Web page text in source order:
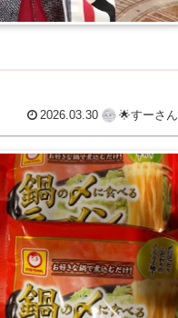
2026.03.30 🌟すーさん